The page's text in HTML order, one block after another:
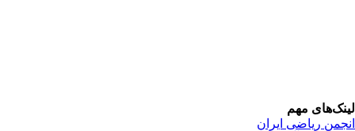
مهم
ریاضی ایران